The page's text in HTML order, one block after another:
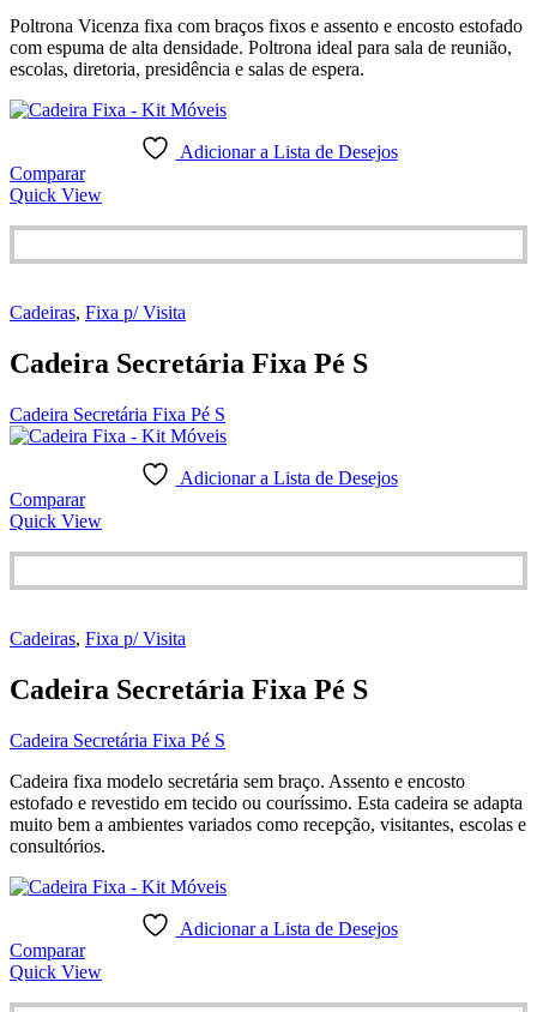
Poltrona Vicenza fixa com braços fixos e assento e encosto estofado
com espuma de alta densidade. Poltrona ideal para sala de reunião,
escolas, diretoria, presidência e salas de espera.
Adicionar a Lista de Desejos
Comparar
Quick View
Cadeiras, Fixa p/ Visita
Cadeira Secretária Fixa Pé S
Cadeira Secretária Fixa Pé S
Adicionar a Lista de Desejos
Comparar
Quick View
Cadeiras, Fixa p/ Visita
Cadeira Secretária Fixa Pé S
Cadeira Secretária Fixa Pé S
Cadeira fixa modelo secretária sem braço. Assento e encosto
estofado e revestido em tecido ou couríssimo. Esta cadeira se adapta
muito bem a ambientes variados como recepção, visitantes, escolas e
consultórios.
Adicionar a Lista de Desejos
Comparar
Quick View